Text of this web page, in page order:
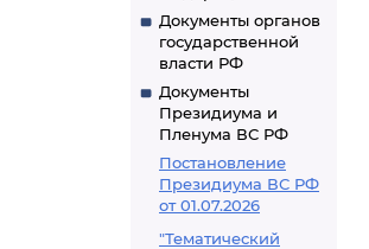
Документы органов
государственной
власти РФ
Документы
Президиума и
Пленума ВС РФ
Постановление
Президиума ВС РФ
от 01.07.2026
"Тематический